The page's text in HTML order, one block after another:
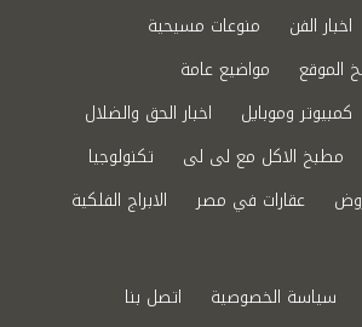
اخبار الفن
منوعات مسيحية
الموقع
مواضيع عامة
كمبيوتر وموبايل
اخبار الحق والضلال
مطبخ الاكل مع لى لى
تكنولوجيا
عقارات في مصر
الابراج الفلكية
سياسة الخصوصية اتصل بنا